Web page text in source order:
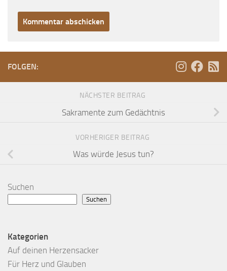
FOLGEN:
NÄCHSTER BEITRAG
Sakramente zum Gedächtnis
VORHERIGER BEITRAG
Was würde Jesus tun?
Suchen
Suchen
Kategorien
Auf deinen Herzensacker
Für Herz und Glauben